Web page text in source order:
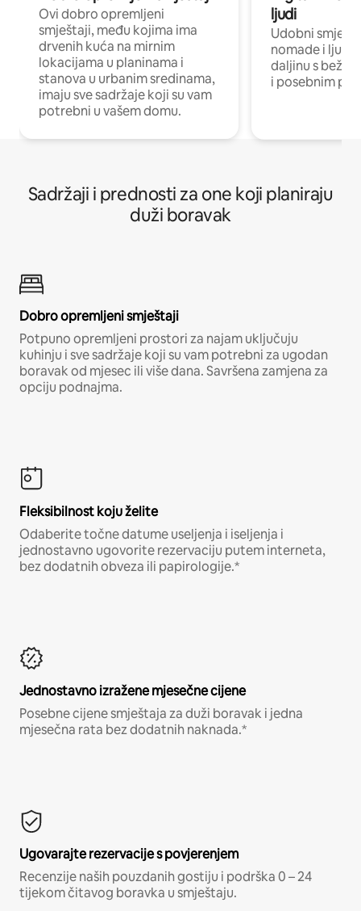
Ovi dobro opremljeni
smještaji, među kojima ima
drvenih kuća na mirnim
lokacijama u planinama i
stanova u urbanim sredinama,
imaju sve sadržaje koji su vam
potrebni u vašem domu.
ljudi
Udobni
nomade i ljude
daljinu s
i posebnim
Sadržaji i prednosti za one koji planiraju
duži boravak
Dobro opremljeni smještaji
Potpuno opremljeni prostori za najam uključuju
kuhinju i sve sadržaje koji su vam potrebni za ugodan
boravak od mjesec ili više dana. Savršena zamjena za
opciju podnajma.
Fleksibilnost koju želite
Odaberite točne datume useljenja i iseljenja i
jednostavno ugovorite rezervaciju putem interneta,
bez dodatnih obveza ili papirologije.*
Jednostavno izražene mjesečne cijene
Posebne cijene smještaja za duži boravak i jedna
mjesečna rata bez dodatnih naknada.*
Ugovarajte rezervacije s povjerenjem
Recenzije naših pouzdanih gostiju i podrška 0 – 24
tijekom čitavog boravka u smještaju.